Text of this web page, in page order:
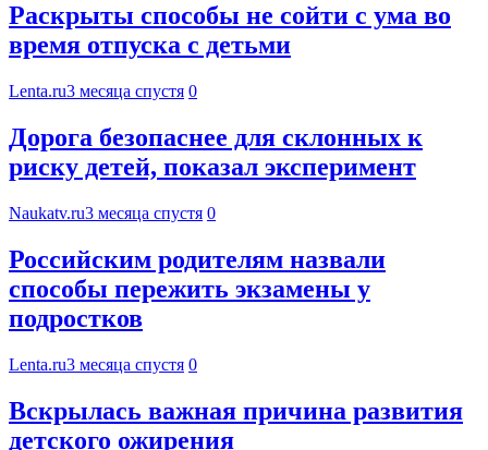
Раскрыты способы не сойти с ума во
время отпуска с детьми
Lenta.ru3 месяца спустя 0
Дорога безопаснее для склонных к
риску детей, показал эксперимент
Naukatv.ru3 месяца спустя 0
Российским родителям назвали
способы пережить экзамены у
подростков
Lenta.ru3 месяца спустя 0
Вскрылась важная причина развития
детского ожирения